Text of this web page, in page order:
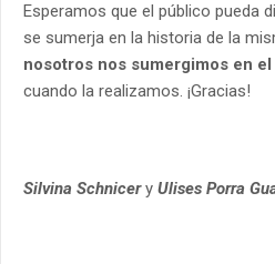
Esperamos que el público pueda
se sumerja en la historia de la
nosotros nos sumergimos en
cuando la realizamos. ¡Gracias!
Silvina Schnicery Ulises Porra